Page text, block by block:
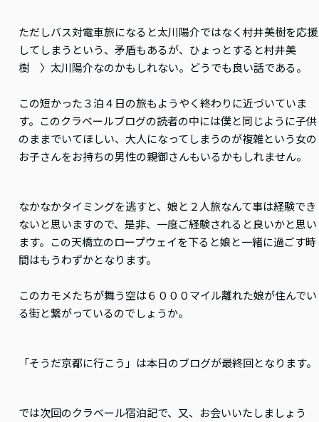
ただしバス対電車旅になると太川陽介ではなく村井美樹を応援
してしまうという、矛盾もあるが、ひょっとすると村井美
樹 〉太川陽介なのかもしれない。どうでも良い話である。
この短かった３泊４日の旅もようやく終わりに近づいていま
す。このクラベールブログの読者の中には僕と同じように子供
のままでいてほしい、大人になってしまうのが複雑という女の
お子さんをお持ちの男性の親御さんもいるかもしれません。
なかなかタイミングを逃すと、娘と２人旅なんて事は経験でき
ないと思いますので、是非、一度ご経験されると良いかと思い
ます。この天橋立のロープウェイを下ると娘と一緒に過ごす時
間はもうわずかとなります。
このカモメたちが舞う空は６０００マイル離れた娘が住んでい
る街と繋がっているのでしょうか。
「そうだ京都に行こう」は本日のブログが最終回となります。
では次回のクラベール宿泊記で、又、お会いいたしましょう